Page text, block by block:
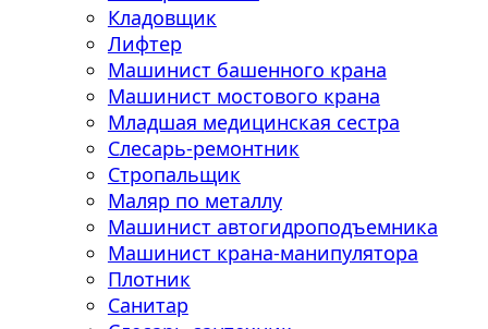
Кладовщик
Лифтер
Машинист башенного крана
Машинист мостового крана
Младшая медицинская сестра
Слесарь-ремонтник
Стропальщик
Маляр по металлу
Машинист автогидроподъемника
Машинист крана-манипулятора
Плотник
Санитар